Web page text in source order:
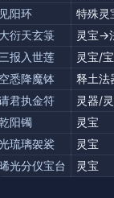
见阳环
特殊灵
大衍天玄箓
灵宝→
三报入世莲
灵宝/
空悉降魔钵
释土法
君执金符
灵器/
阳镯
灵宝
琉璃袈裟
灵宝
光分仪宝台
灵宝